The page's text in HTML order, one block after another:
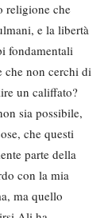
religione che
e la libertà
fondamentali
che non cerchi di
un califfato?
sia possibile,
che questi
parte della
con la mia
ma quello